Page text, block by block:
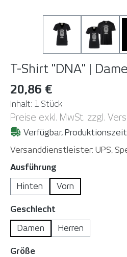
T-Shirt "DNA" |
20,86 €
Inhalt: 1 Stück
Preise exkl. MwSt. zzgl.
Verfügbar,
Versanddienstleister: UPS,
Ausführung
Hinten
Vorn
Geschlecht
Damen
Herren
Größeauswählen